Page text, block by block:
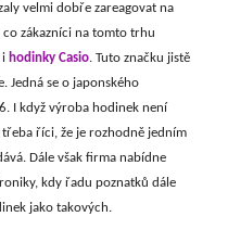
velmi dobře zareagovat na
zákazníci na tomto trhu
hodinky Casio. Tuto značku jistě
Jedná se o japonského
I když výroba hodinek není
říci, že je rozhodně jedním
Dále však firma nabídne
kdy řadu poznatků dále
jako takových.